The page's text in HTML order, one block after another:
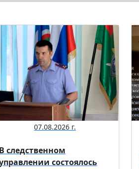
07.08.2026 г.
В следственном
состоялось